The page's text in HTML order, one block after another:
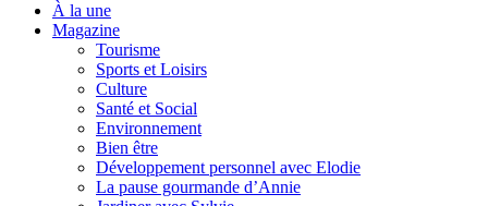
À la une
Magazine
Tourisme
Sports et Loisirs
Culture
Santé et Social
Environnement
Bien être
Développement personnel avec Elodie
La pause gourmande d’Annie